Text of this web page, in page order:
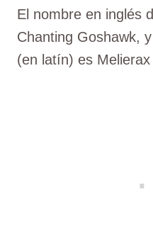
El nombre en inglés
Chanting Goshawk,
(en latín) es